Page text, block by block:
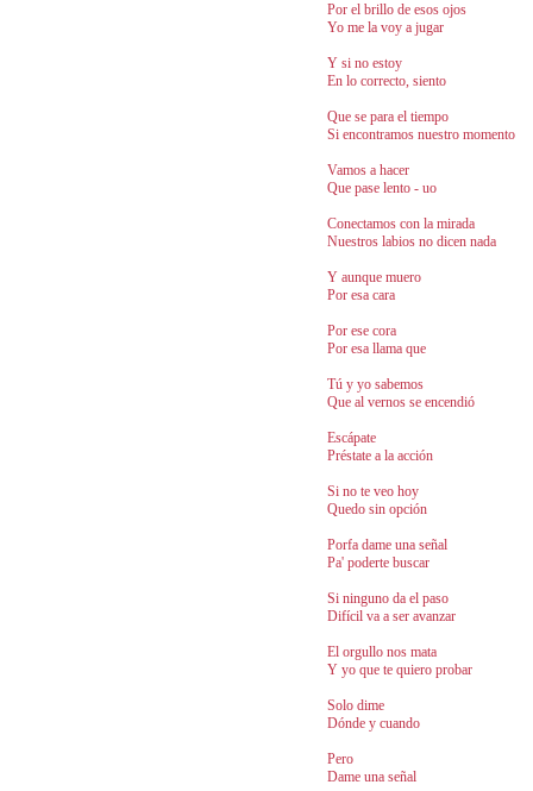
Por el brillo de esos ojos
Yo me la voy a jugar
Y si no estoy
En lo correcto, siento
Que se para el tiempo
Si encontramos nuestro momento
Vamos a hacer
Que pase lento - uo
Conectamos con la mirada
Nuestros labios no dicen nada
Y aunque muero
Por esa cara
Por ese cora
Por esa llama que
Tú y yo sabemos
Que al vernos se encendió
Escápate
Préstate a la acción
Si no te veo hoy
Quedo sin opción
Porfa dame una señal
Pa' poderte buscar
Si ninguno da el paso
Difícil va a ser avanzar
El orgullo nos mata
Y yo que te quiero probar
Solo dime
Dónde y cuando
Pero
Dame una señal